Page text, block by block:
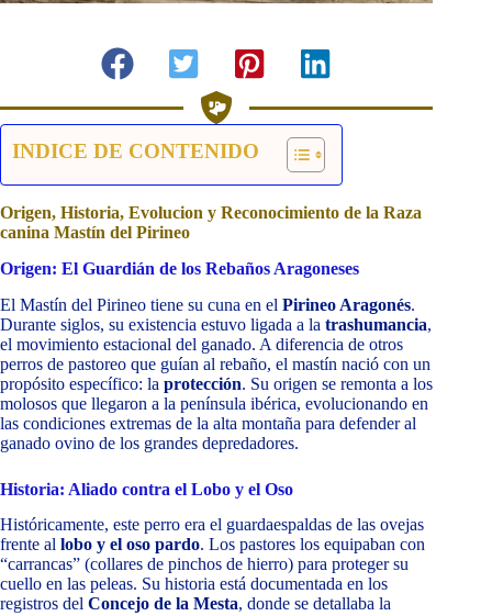
INDICE DE CONTENIDO
Origen, Historia, Evolucion y Reconocimiento de la Raza
canina Mastín del Pirineo
Origen: El Guardián de los Rebaños Aragoneses
El Mastín del Pirineo tiene su cuna en el Pirineo Aragonés.
Durante siglos, su existencia estuvo ligada a la trashumancia,
el movimiento estacional del ganado. A diferencia de otros
perros de pastoreo que guían al rebaño, el mastín nació con un
propósito específico: la protección. Su origen se remonta a los
molosos que llegaron a la península ibérica, evolucionando en
las condiciones extremas de la alta montaña para defender al
ganado ovino de los grandes depredadores.
Historia: Aliado contra el Lobo y el Oso
Históricamente, este perro era el guardaespaldas de las ovejas
frente al lobo y el oso pardo. Los pastores los equipaban con
“carrancas” (collares de pinchos de hierro) para proteger su
cuello en las peleas. Su historia está documentada en los
registros del Concejo de la Mesta, donde se detallaba la